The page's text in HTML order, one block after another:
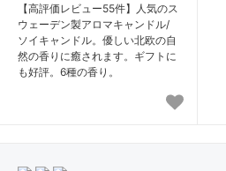
【高評価レビュー55件】人気のス
ウェーデン製アロマキャンドル/
ソイキャンドル。優しい北欧の自
然の香りに癒されます。ギフトに
も好評。6種の香り。